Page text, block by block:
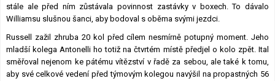
stále ale před ním zůstávala povinnost zastávky v boxech. To dávalo
Williamsu slušnou šanci, aby bodoval s oběma svými jezdci.
Russell zažil zhruba 20 kol před cílem nesmírně potupný moment. Jeho
mladší kolega Antonelli ho totiž na čtvrtém místě předjel o kolo zpět. Ital
směřoval nejenom ke pátému vítězství v řadě za sebou, ale také k tomu,
aby své celkové vedení před týmovým kolegou navýšil na propastných 56